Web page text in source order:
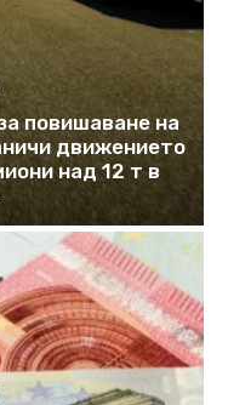
повишаване на
движението
над 12 т в